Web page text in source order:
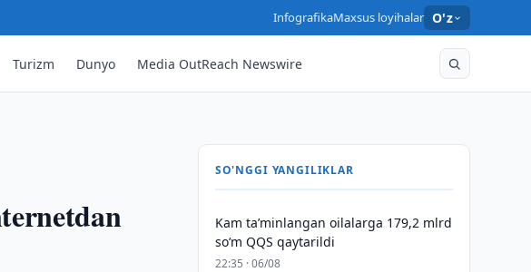
InfografikaMaxsus loyihalar O'z
Turizm Dunyo Media OutReach Newswire
SO'NGGI YANGILIKLAR
Kam taʼminlangan oilalarga 179,2 mlrd
so‘m QQS qaytarildi
22:35 · 06/08